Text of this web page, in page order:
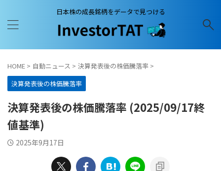
日本株の成長銘柄をデータで見つける
HOME > 自動ニュース > 決算発表後の株価騰落率 >
決算発表後の株価騰落率
決算発表後の株価騰落率 (2025/09/17終
値基準)
2025年9月17日